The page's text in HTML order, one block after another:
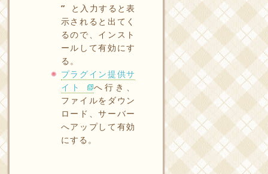
”
と入力すると表
示されると出てく
るので、インスト
ールして有効にす
る。
プラグイン提供サ
イト
へ行き、
ファイルをダウン
ロード、サーバー
へアップして有効
にする。